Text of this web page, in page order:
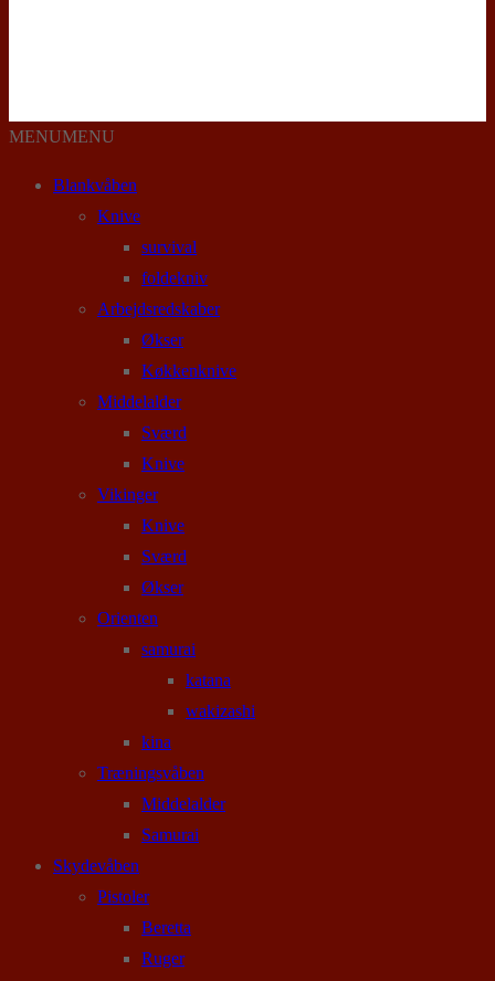
MENUMENU
Blankvåben
Knive
survival
foldekniv
Arbejdsredskaber
Økser
Køkkenknive
Middelalder
Sværd
Knive
Vikinger
Knive
Sværd
Økser
Orienten
samurai
katana
wakizashi
kina
Træningsvåben
Middelalder
Samurai
Skydevåben
Pistoler
Beretta
Ruger